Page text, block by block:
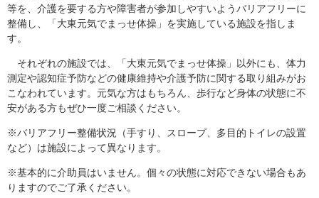
等を、介護を要する方や障害者が参加しやすいようバリアフリーに
整備し、「大東元気でまっせ体操」を実施している施設を指しま
す。
それぞれの施設では、「大東元気でまっせ体操」以外にも、体力
測定や認知症予防などの健康維持や介護予防に関する取り組みがお
こなわれています。元気な方はもちろん、歩行など身体の状態に不
安がある方もぜひ一度ご相談ください。
※バリアフリー整備状況（手すり、スロープ、多目的トイレの設置
など）は施設によって異なります。
※基本的に介助員はいません。個々の状態に対応できない場合もあ
りますのでご了承ください。